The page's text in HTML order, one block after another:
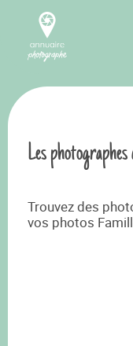
Les
Trouvez des
vos photos